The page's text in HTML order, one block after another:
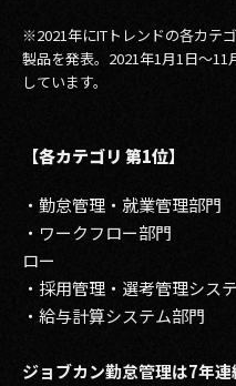
※2021年にITトレンドの各カテ
製品を発表。2021年1月1日～
しています。
【各カテゴリ 第1位】
・勤怠管理・就業管理
・ワークフロー部門
ロー
・採用管理・選考管理シス
・給与計算システム
ジョブカン勤怠管理は7年